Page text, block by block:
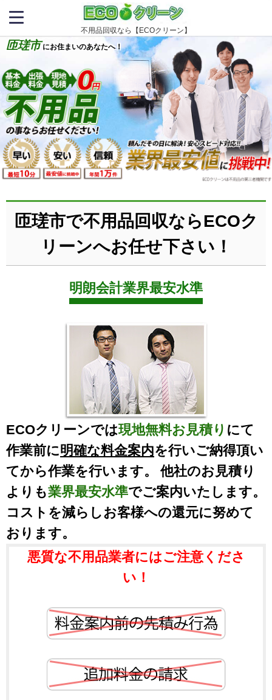
不用品回収なら【ECOクリーン】
匝瑳市 にお住まいのあなたへ！
匝瑳市で不用品回収ならECOク
リーンへお任せ下さい！
明朗会計業界最安水準
ECOクリーンでは現地無料お見積り にて
作業前に明確な料金案内を行いご納得頂い
てから作業を行います。 他社のお見積り
よりも業界最安水準でご案内いたします。
コストを減らしお客様への還元に努めて
おります。
悪質な不用品業者にはご注意くださ
い！